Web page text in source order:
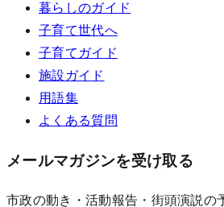
暮らしのガイド
子育て世代へ
子育てガイド
施設ガイド
用語集
よくある質問
メールマガジンを受け取る
市政の動き・活動報告・街頭演説の